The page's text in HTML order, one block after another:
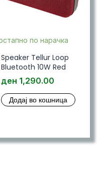
по нарачка
Speaker Tellur Loop
Bluetooth 10W Red
ден 1,290.00
Додај во кошница